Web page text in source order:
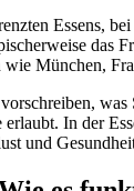
Essens,
das
München,
In der
und